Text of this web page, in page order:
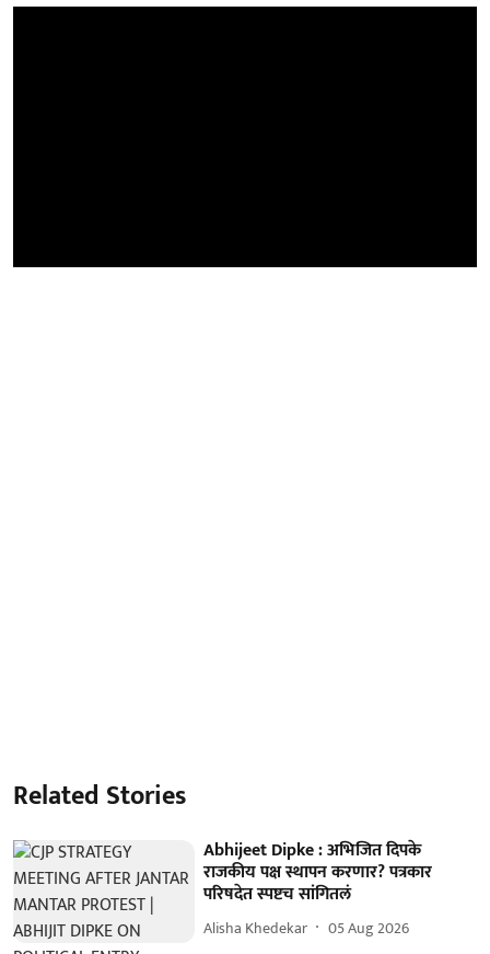
Related Stories
Abhijeet Dipke : अभिजित दिपके
राजकीय पक्ष स्थापन करणार? पत्रकार
परिषदेत स्पष्टच सांगितलं
Alisha Khedekar 05 Aug 2026